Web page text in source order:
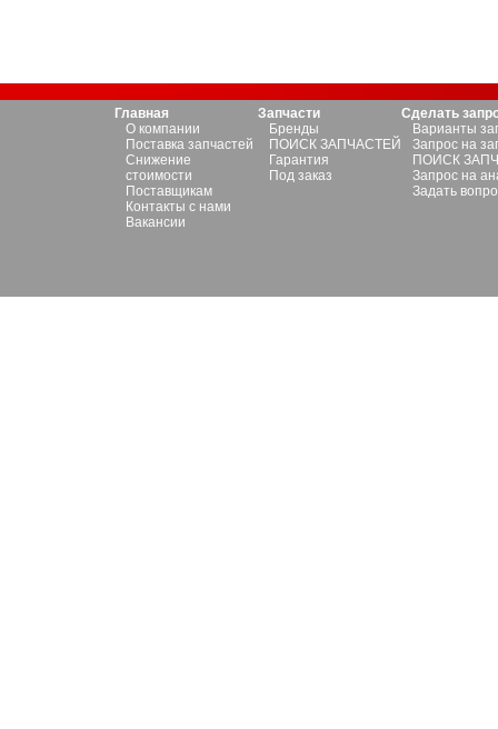
Главная
О компании
Поставка запчастей
Снижение
стоимости
Поставщикам
Контакты с нами
Вакансии
Запчасти
Бренды
ПОИСК ЗАПЧАСТЕЙ
Гарантия
Под заказ
Сделать
Варианты
Запрос на
ПОИСК
Запрос на
Задать